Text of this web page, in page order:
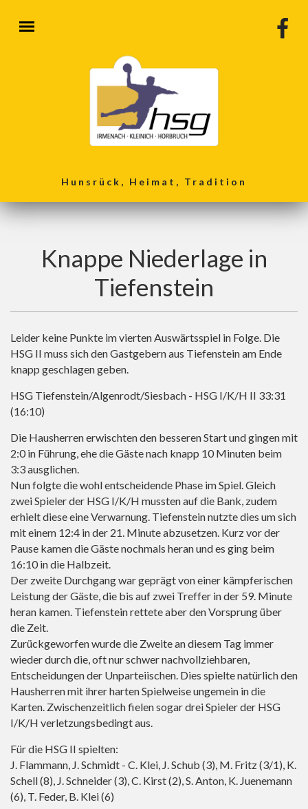
Hunsrück, Heimat, Tradition
Knappe Niederlage in
Tiefenstein
Leider keine Punkte im vierten Auswärtsspiel in Folge. Die
HSG II muss sich den Gastgebern aus Tiefenstein am Ende
knapp geschlagen geben.
HSG Tiefenstein/Algenrodt/Siesbach - HSG I/K/H II 33:31
(16:10)
Die Hausherren erwischten den besseren Start und gingen mit
2:0 in Führung, ehe die Gäste nach knapp 10 Minuten beim
3:3 ausglichen.
Nun folgte die wohl entscheidende Phase im Spiel. Gleich
zwei Spieler der HSG I/K/H mussten auf die Bank, zudem
erhielt diese eine Verwarnung. Tiefenstein nutzte dies um sich
mit einem 12:4 in der 21. Minute abzusetzen. Kurz vor der
Pause kamen die Gäste nochmals heran und es ging beim
16:10 in die Halbzeit.
Der zweite Durchgang war geprägt von einer kämpferischen
Leistung der Gäste, die bis auf zwei Treffer in der 59. Minute
heran kamen. Tiefenstein rettete aber den Vorsprung über
die Zeit.
Zurückgeworfen wurde die Zweite an diesem Tag immer
wieder durch die, oft nur schwer nachvollziehbaren,
Entscheidungen der Unparteiischen. Dies spielte natürlich den
Hausherren mit ihrer harten Spielweise ungemein in die
Karten. Zwischenzeitlich fielen sogar drei Spieler der HSG
I/K/H verletzungsbedingt aus.
Für die HSG II spielten:
J. Flammann, J. Schmidt - C. Klei, J. Schub (3), M. Fritz (3/1), K.
Schell (8), J. Schneider (3), C. Kirst (2), S. Anton, K. Juenemann
(6), T. Feder, B. Klei (6)